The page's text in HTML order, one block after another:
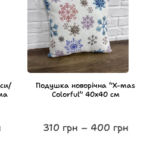
Подушка новорічна “X-mas
Colorful” 40х40 см
310 грн – 400 грн